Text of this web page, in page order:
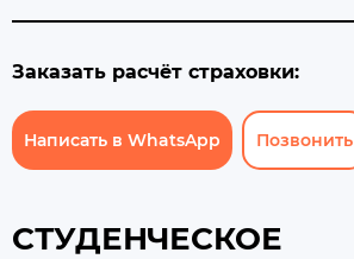
Заказать расчёт страховки:
Написать в WhatsApp Позвонить
СТУДЕНЧЕСКОЕ